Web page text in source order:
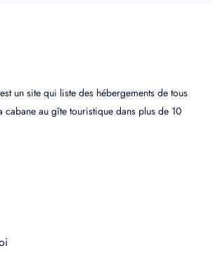
un site qui liste des hébergements de tous
cabane au gîte touristique dans plus de 10